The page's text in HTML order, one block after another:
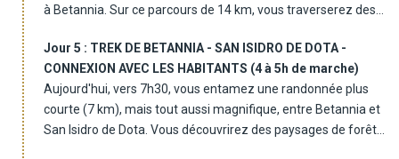
local ou chez un habitant, où vous passerez la nuit. Ce
permettra de vous connecter avec les habitants et de
découvrir leur mode de vie authentique.
Difficulté de la randonnée : l'intensité de la randonnée est
considérée comme modérée entre 2200 et 1700 mètres
à Betannia. Sur ce parcours de 14 km, vous traverserez des
imprenables sur les bassins fluviaux d'Amérique centrale. En
chemin, les guides vous conteront les légendes locales et les
mystères de la nature. Une expérience unique qui vous fera
apprécier la biodiversité exceptionnelle de cette région.
Après une journée intense, vous arriverez à Betannia, un lieu
Jour 5 : TREK DE BETANNIA - SAN ISIDRO DE DOTA -
CONNEXION AVEC LES HABITANTS (4 à 5h de marche)
Aujourd'hui, vers 7h30, vous entamez une randonnée plus
courte (7 km), mais tout aussi magnifique, entre Betannia et
San Isidro de Dota. Vous découvrirez des paysages de forêts